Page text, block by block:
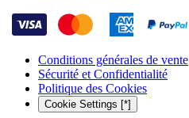
Conditions générales de vente
Sécurité et Confidentialité
Politique des Cookies
Cookie Settings [*]